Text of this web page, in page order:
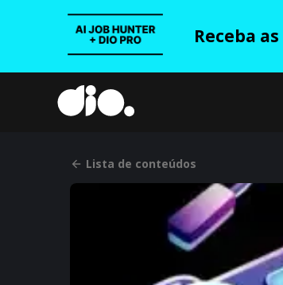
Receba
Lista de conteúdos